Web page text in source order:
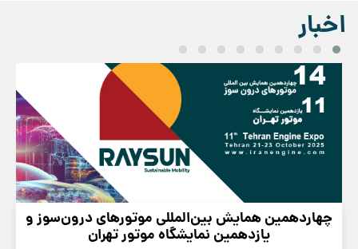
اخبار
چهاردهمین همایش بین‌المللی موتورهای درون‌سوز و
یازدهمین نمایشگاه موتور تهران